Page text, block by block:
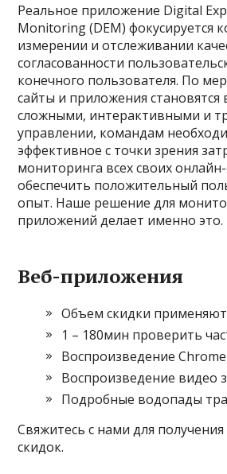
Реальное приложение Digital
Monitoring (DEM) фокусируется
измерении и отслеживании
согласованности
конечного пользователя. По
сайты и приложения становятся
сложными, интерактивными и
управлении, командам
эффективное с точки зрения
мониторинга всех своих
обеспечить положительный
опыт. Наше решение для
приложений делает именно это.
Веб-приложения
Объем скидки
1 – 180мин проверить
Воспроизведение
Воспроизведение видео
Подробные водопады
Свяжитесь с нами для
скидок.